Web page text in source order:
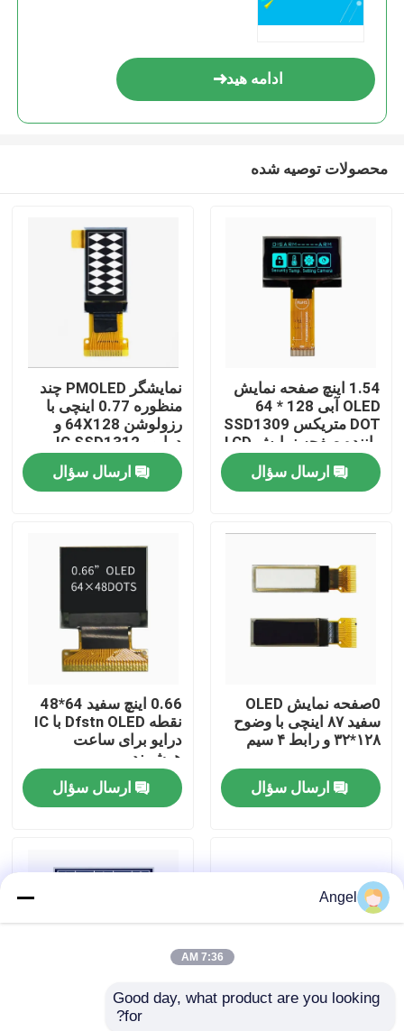
محصولات
فیلم های
درباره ما
تور کارخانه
با ما تماس بگیرید
ادامه هید
محصولات توصیه شده
1.54 اینچ صفحه نمایش
OLED آبی 128 * 64
DOT متریکس SSD1309
راننده صفحه نمایش LCD
تک رنگ
ارسال سؤال
نمایشگر PMOLED چند
منظوره 0.77 اینچی با
رزولوشن 64X128 و
درایور IC SSD1312
ارسال سؤال
0صفحه نمایش OLED
سفید ۸۷ اینچی با وضوح
۱۲۸*۳۲ و رابط ۴ سیم
ارسال سؤال
0.66 اینچ سفید 64*48
نقطه Dfstn OLED با IC
درایو برای ساعت
هوشمند
ارسال سؤال
Angel
7:36 AM
Good day, what product are you looking
for?